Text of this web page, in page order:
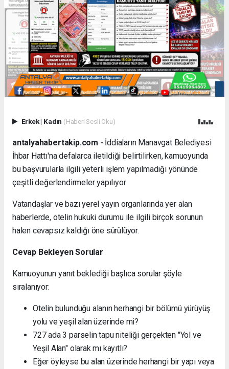
Erkek| Kadın (Haberi Sesli Oku)
antalyahabertakip.com - İddiaların Manavgat Belediyesi
İhbar Hattı'na defalarca iletildiği belirtilirken, kamuoyunda
bu başvurularla ilgili yeterli işlem yapılmadığı yönünde
çeşitli değerlendirmeler yapılıyor.
Vatandaşlar ve bazı yerel yayın organlarında yer alan
haberlerde, otelin hukuki durumu ile ilgili birçok sorunun
halen cevapsız kaldığı öne sürülüyor.
Cevap Bekleyen Sorular
Kamuoyunun yanıt beklediği başlıca sorular şöyle
sıralanıyor:
Otelin bulunduğu alanın herhangi bir bölümü yürüyüş
yolu ve yeşil alan üzerinde mi?
727 ada 3 parselin tapu niteliği gerçekten "Yol ve
Yeşil Alan" olarak mı kayıtlı?
Eğer öyleyse bu alan üzerinde herhangi bir yapı veya